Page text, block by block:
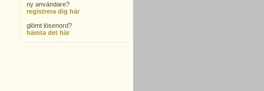
ny användare?
registrera dig här
glömt lösenord?
hämta det här